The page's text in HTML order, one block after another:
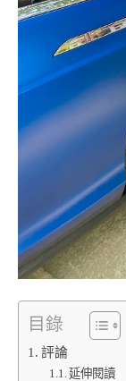
目錄
評論
延伸閱讀